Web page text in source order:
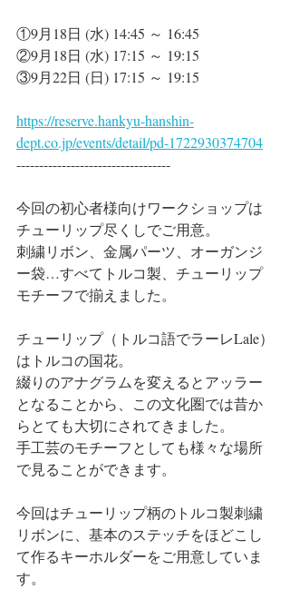
①9月18日 (水) 14:45 ～ 16:45
②9月18日 (水) 17:15 ～ 19:15
③9月22日 (日) 17:15 ～ 19:15
https://reserve.hankyu-hanshin-
dept.co.jp/events/detail/pd-1722930374704
----------------------------------
今回の初心者様向けワークショップは
チューリップ尽くしでご用意。
刺繍リボン、金属パーツ、オーガンジ
ー袋…すべてトルコ製、チューリップ
モチーフで揃えました。
チューリップ（トルコ語でラーレLale）
はトルコの国花。
綴りのアナグラムを変えるとアッラー
となることから、この文化圏では昔か
らとても大切にされてきました。
手工芸のモチーフとしても様々な場所
で見ることができます。
今回はチューリップ柄のトルコ製刺繍
リボンに、基本のステッチをほどこし
て作るキーホルダーをご用意していま
す。